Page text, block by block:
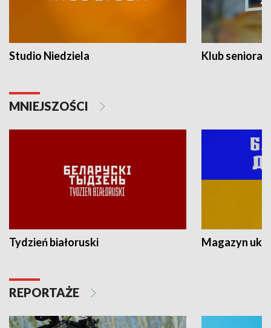
Studio Niedziela Klub seniora
MNIEJSZOŚCI
Tydzień białoruski Magazyn
REPORTAŻE